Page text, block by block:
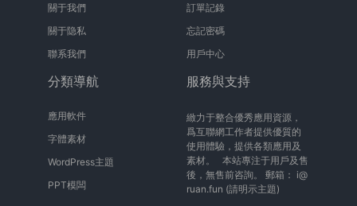
關于我們
關于隐私
聯系我們
訂單記錄
忘記密碼
用戶中心
分類導航
應用軟件
字體素材
WordPress主題
PPT模闆
服務與支持
緻力于整合優秀應用資源，
爲互聯網工作者提供優質的
使用體驗，提供各類應用及
素材。 本站專注于用戶及售
後，無售前咨詢。 郵箱： i@
ruan.fun (請明示主題)